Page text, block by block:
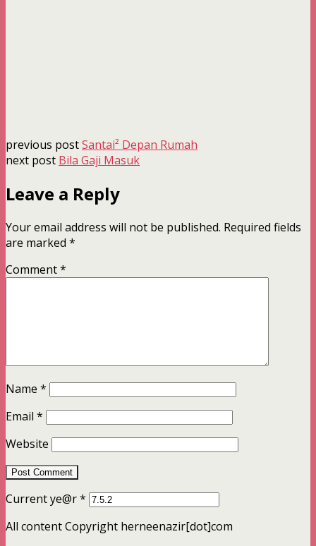
previous postSantai² Depan Rumah
next post Bila Gaji Masuk
Leave a Reply
Your email address will not be published. Required fields
are marked *
Comment*
Name *
Email *
Website
Current ye@r*
All content Copyright herneenazir[dot]com